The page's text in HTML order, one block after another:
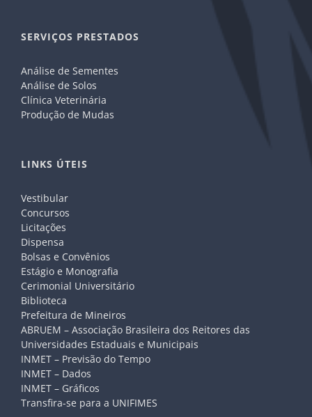
SERVIÇOS PRESTADOS
Análise de Sementes
Análise de Solos
Clínica Veterinária
Produção de Mudas
LINKS ÚTEIS
Vestibular
Concursos
Licitações
Dispensa
Bolsas e Convênios
Estágio e Monografia
Cerimonial Universitário
Biblioteca
Prefeitura de Mineiros
ABRUEM – Associação Brasileira dos Reitores das
Universidades Estaduais e Municipais
INMET – Previsão do Tempo
INMET – Dados
INMET – Gráficos
Transfira-se para a UNIFIMES